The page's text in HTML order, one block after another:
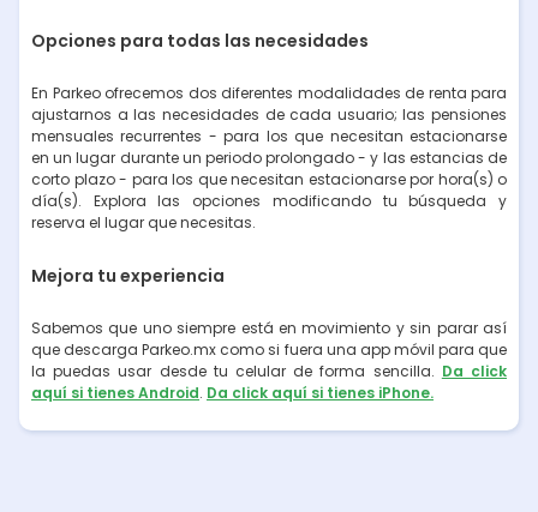
Opciones para todas las necesidades
En Parkeo ofrecemos dos diferentes modalidades de renta para
ajustarnos a las necesidades de cada usuario; las pensiones
mensuales recurrentes - para los que necesitan estacionarse
en un lugar durante un periodo prolongado - y las estancias de
corto plazo - para los que necesitan estacionarse por hora(s) o
día(s). Explora las opciones modificando tu búsqueda y
reserva el lugar que necesitas.
Mejora tu experiencia
Sabemos que uno siempre está en movimiento y sin parar así
que descarga Parkeo.mx como si fuera una app móvil para que
la puedas usar desde tu celular de forma sencilla. Da click
aquí si tienes Android. Da click aquí si tienes iPhone.